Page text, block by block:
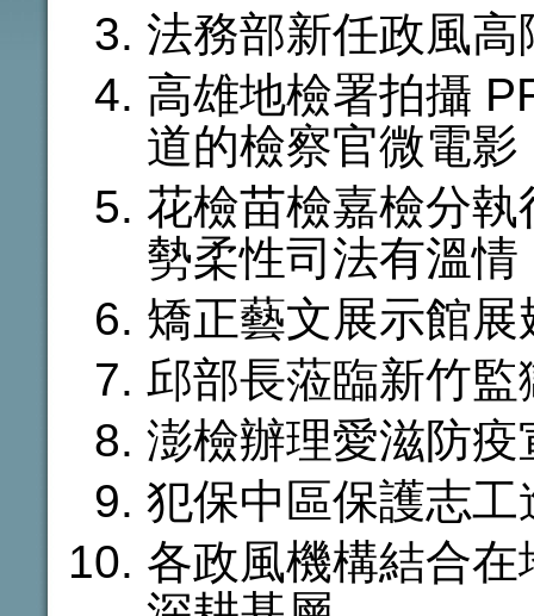
法務部新任政風
高雄地檢署拍攝
道的檢察官微電影
花檢苗檢嘉檢分
勢柔性司法有溫情
矯正藝文展示館展
邱部長蒞臨新竹監
澎檢辦理愛滋防疫
犯保中區保護志
各政風機構結合